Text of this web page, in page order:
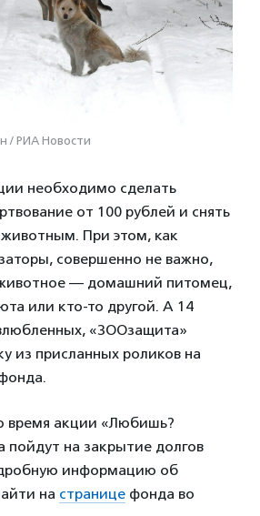
/ РИА Новости
необходимо сделать
от 100 рублей и снять
При этом, как
совершенно не важно,
животное — домашний питомец,
или кто-то другой. А 14
«ЗООзащита»
из присланных роликов на
время акции «Любишь?
пойдут на закрытие долгов
информацию об
на странице фонда во